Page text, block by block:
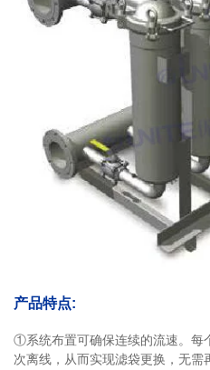
产品特点:
①系统布置可确保连续的流速。每
次离线，从而实现滤袋更换，无需